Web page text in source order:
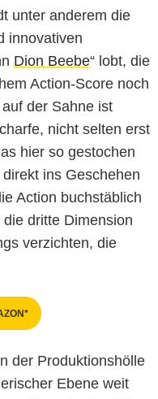
unter anderem die
innovativen
Dion Beebe“ lobt, die
Action-Score noch
der Sahne ist
nicht selten erst
hier so gestochen
ins Geschehen
Action buchstäblich
dritte Dimension
verzichten, die
der Produktionshölle
Ebene weit